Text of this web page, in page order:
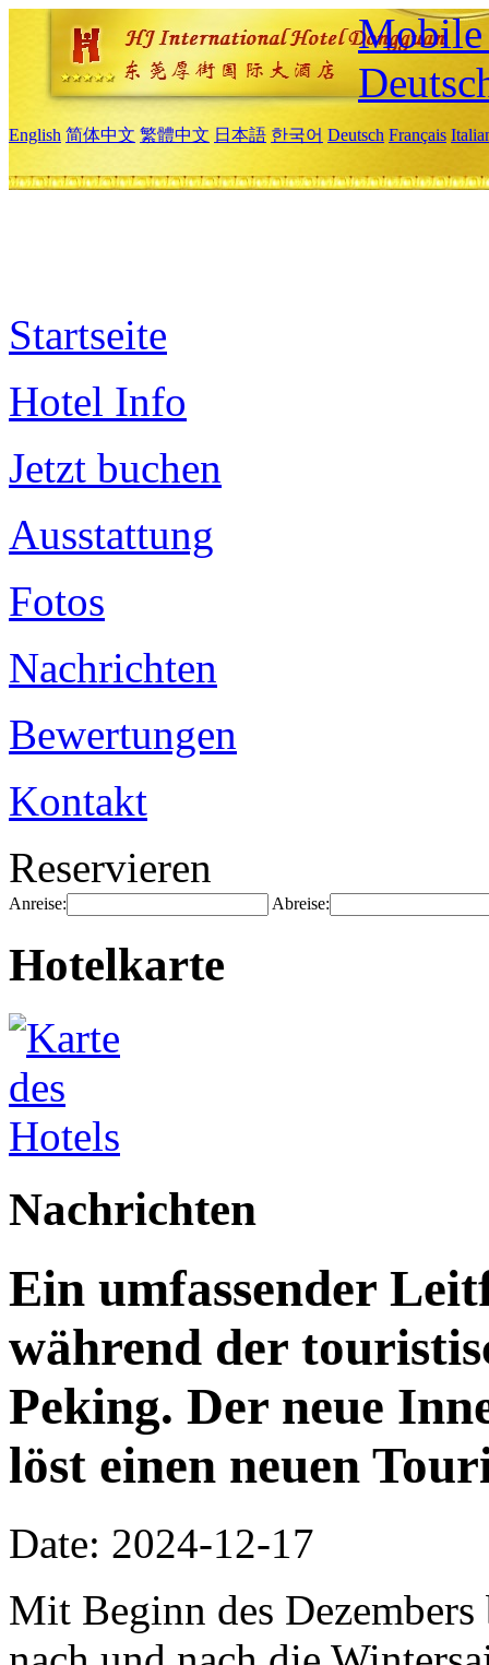
Mobile
English 简体中文 繁體中文 日本語 한국어 Deutsch Français
Startseite
Hotel Info
Jetzt buchen
Ausstattung
Fotos
Nachrichten
Bewertungen
Kontakt
Reservieren
Anreise: Abreise:
Hotelkarte
Nachrichten
Ein umfassender
während der
Peking. Der neue
löst einen neuen
Date: 2024-12-17
Mit Beginn des